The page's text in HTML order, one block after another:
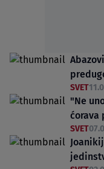
SVET
"Ne
ćorava
SVET